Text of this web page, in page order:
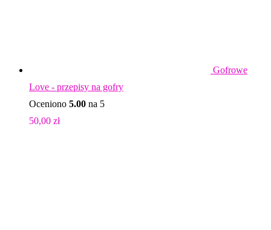
Gofrowe
Love - przepisy na gofry
Oceniono 5.00 na 5
50,00 zł